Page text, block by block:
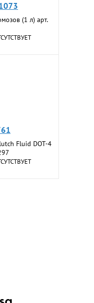
(1 л) арт.
Fluid DOT-4